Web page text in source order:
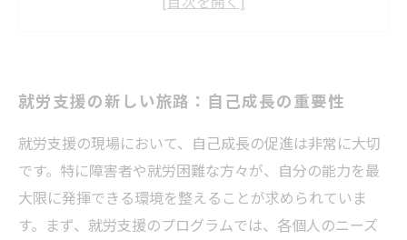
共に歩む道：就労支援で拓かれる新しい可能性
就労支援の新しい旅路：自己成長の重要性
就労支援の現場において、自己成長の促進は非常に大切
です。特に障害者や就労困難な方々が、自分の能力を最
大限に発揮できる環境を整えることが求められていま
す。まず、就労支援のプログラムでは、各個人のニーズ